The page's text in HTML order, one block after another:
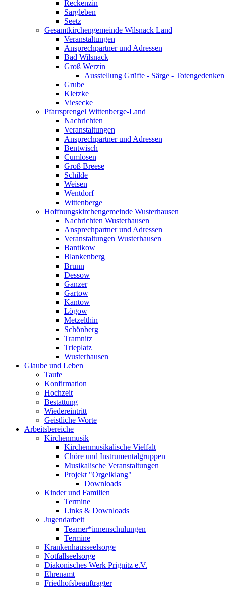
Reckenzin
Sargleben
Seetz
Gesamtkirchengemeinde Wilsnack Land
Veranstaltungen
Ansprechpartner und Adressen
Bad Wilsnack
Groß Werzin
Ausstellung Grüfte - Särge - Totengedenken
Grube
Kletzke
Viesecke
Pfarrsprengel Wittenberge-Land
Nachrichten
Veranstaltungen
Ansprechpartner und Adressen
Bentwisch
Cumlosen
Groß Breese
Schilde
Weisen
Wentdorf
Wittenberge
Hoffnungskirchengemeinde Wusterhausen
Nachrichten Wusterhausen
Ansprechpartner und Adressen
Veranstaltungen Wusterhausen
Bantikow
Blankenberg
Brunn
Dessow
Ganzer
Gartow
Kantow
Lögow
Metzelthin
Schönberg
Tramnitz
Trieplatz
Wusterhausen
Glaube und Leben
Taufe
Konfirmation
Hochzeit
Bestattung
Wiedereintritt
Geistliche Worte
Arbeitsbereiche
Kirchenmusik
Kirchenmusikalische Vielfalt
Chöre und Instrumentalgruppen
Musikalische Veranstaltungen
Projekt "Orgelklang"
Downloads
Kinder und Familien
Termine
Links & Downloads
Jugendarbeit
Teamer*innenschulungen
Termine
Krankenhausseelsorge
Notfallseelsorge
Diakonisches Werk Prignitz e.V.
Ehrenamt
Friedhofsbeauftragter